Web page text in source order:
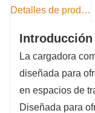
Detalles de producto
La cargadora
diseñada para
en espacios de
Diseñada para